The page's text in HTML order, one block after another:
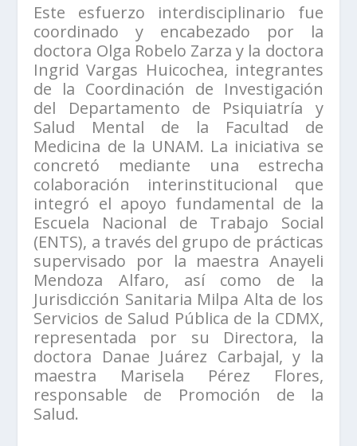
Este esfuerzo interdisciplinario fue
coordinado y encabezado por la
doctora Olga Robelo Zarza y la doctora
Ingrid Vargas Huicochea, integrantes
de la Coordinación de Investigación
del Departamento de Psiquiatría y
Salud Mental de la Facultad de
Medicina de la UNAM. La iniciativa se
concretó mediante una estrecha
colaboración interinstitucional que
integró el apoyo fundamental de la
Escuela Nacional de Trabajo Social
(ENTS), a través del grupo de prácticas
supervisado por la maestra Anayeli
Mendoza Alfaro, así como de la
Jurisdicción Sanitaria Milpa Alta de los
Servicios de Salud Pública de la CDMX,
representada por su Directora, la
doctora Danae Juárez Carbajal, y la
maestra Marisela Pérez Flores,
responsable de Promoción de la
Salud.